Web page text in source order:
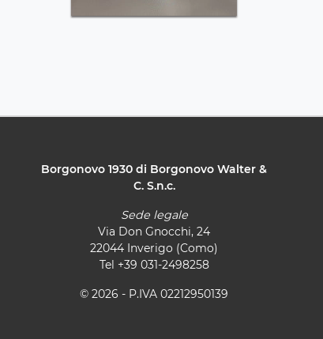
Borgonovo 1930 di Borgonovo Walter &
C. S.n.c.
Sede legale
Via Don Gnocchi, 24
22044 Inverigo (Como)
Tel +39 031-2498258
© 2026 - P.IVA 02212950139